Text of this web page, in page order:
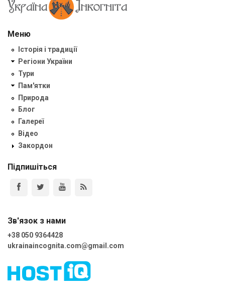
Меню
Історія і традиції
Регіони України
Тури
Пам'ятки
Природа
Блог
Галереї
Відео
Закордон
Підпишіться
Зв'язок з нами
+38 050 9364428
ukrainaincognita.com@gmail.com